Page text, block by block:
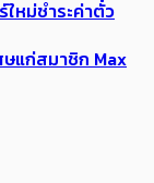
หม่ชำระค่าตั๋ว
แก่สมาชิก Max